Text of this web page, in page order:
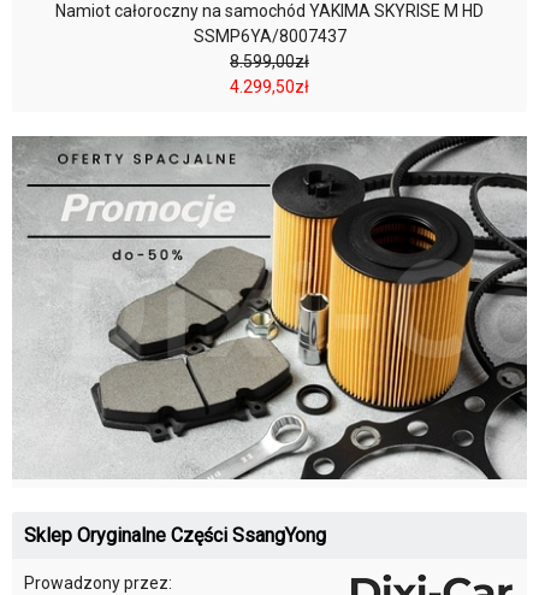
Namiot całoroczny na samochód YAKIMA SKYRISE M HD
SSMP6YA/8007437
8.599,00zł
4.299,50zł
Sklep Oryginalne Części SsangYong
Prowadzony przez: